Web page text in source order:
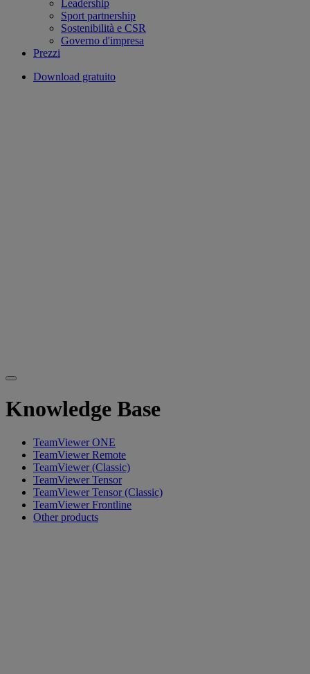
Leadership
Sport partnership
Sostenibilità e CSR
Governo d'impresa
Prezzi
Download gratuito
Knowledge Base
TeamViewer ONE
TeamViewer Remote
TeamViewer (Classic)
TeamViewer Tensor
TeamViewer Tensor (Classic)
TeamViewer Frontline
Other products